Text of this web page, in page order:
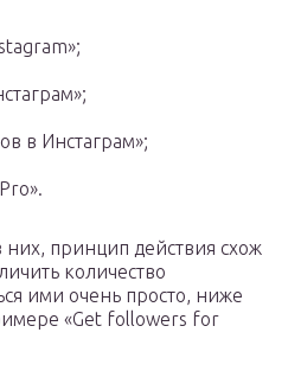
в Инстаграм»;
принцип действия схож
количество
ими очень просто, ниже
«Get followers for